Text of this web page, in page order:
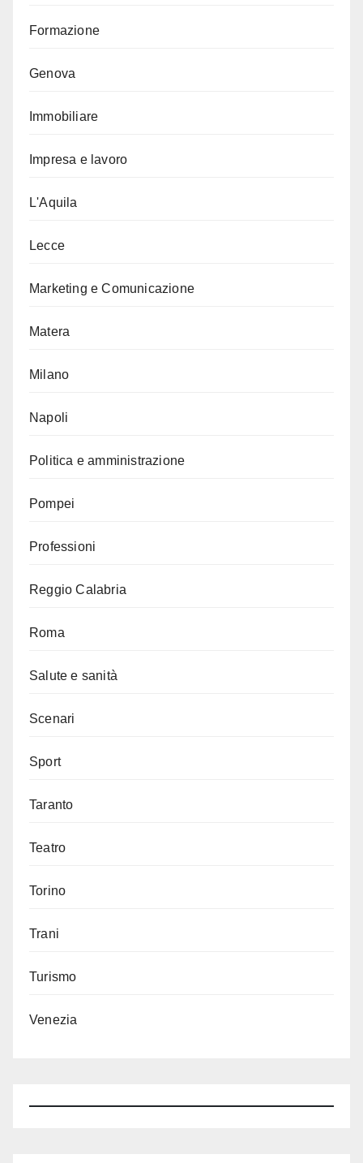
Formazione
Genova
Immobiliare
Impresa e lavoro
L'Aquila
Lecce
Marketing e Comunicazione
Matera
Milano
Napoli
Politica e amministrazione
Pompei
Professioni
Reggio Calabria
Roma
Salute e sanità
Scenari
Sport
Taranto
Teatro
Torino
Trani
Turismo
Venezia